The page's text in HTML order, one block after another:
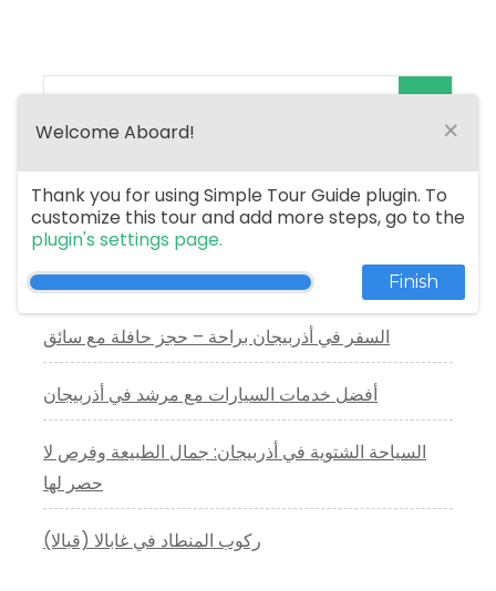
for:
المقالات الاخيرة
خدمة سائق عربي في جورجيا
السفر في أذربيجان براحة – حجز حافلة مع سائق
أفضل خدمات السيارات مع مرشد في أذربيجان
السياحة الشتوية في أذربيجان: جمال الطبيعة وفرص لا
حصر لها
ركوب المنطاد في غابالا (قبالا)
Welcome Aboard! ×
Thank you for using Simple Tour Guide plugin. To
customize this tour and add more steps, go to the
plugin's settings page.
Finish